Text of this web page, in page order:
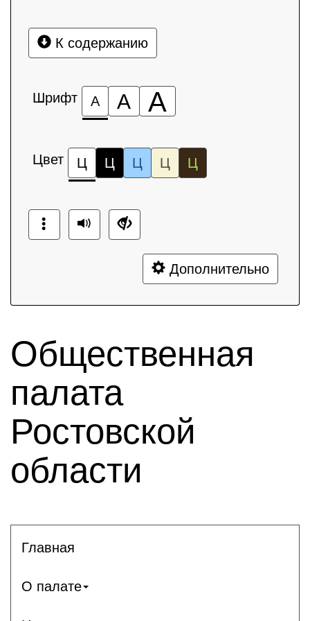
К содержанию
Шрифт А А А
Цвет Ц Ц Ц Ц Ц
Дополнительно
Общественная
палата
Ростовской
области
Главная
О палате